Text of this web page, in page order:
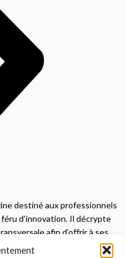
destiné aux professionnels
d’innovation. Il décrypte
afin d’offrir à ses